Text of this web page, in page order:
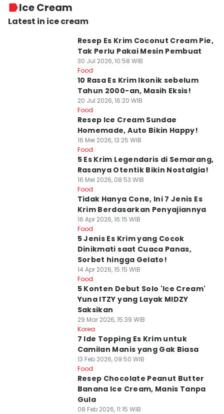
Ice Cream
Latest in ice cream
Resep Es Krim Coconut Cream Pie,
Tak Perlu Pakai Mesin Pembuat
30 Jul 2026, 10:58 WIB
Food
10 Rasa Es Krim Ikonik sebelum
Tahun 2000-an, Masih Eksis!
20 Jul 2026, 16:20 WIB
Food
Resep Ice Cream Sundae
Homemade, Auto Bikin Happy!
16 Mei 2026, 13:25 WIB
Food
5 Es Krim Legendaris di Semarang,
Rasanya Otentik Bikin Nostalgia!
16 Mei 2026, 08:53 WIB
Food
Tidak Hanya Cone, Ini 7 Jenis Es
Krim Berdasarkan Penyajiannya
16 Apr 2026, 16:15 WIB
Food
5 Jenis Es Krim yang Cocok
Dinikmati saat Cuaca Panas,
Sorbet hingga Gelato!
14 Apr 2026, 15:15 WIB
Food
5 Konten Debut Solo 'Ice Cream'
Yuna ITZY yang Layak MIDZY
Saksikan
29 Mar 2026, 15:39 WIB
Korea
7 Ide Topping Es Krim untuk
Camilan Manis yang Gak Biasa
13 Feb 2026, 09:50 WIB
Food
Resep Chocolate Peanut Butter
Banana Ice Cream, Manis Tanpa
Gula
08 Feb 2026, 11:15 WIB